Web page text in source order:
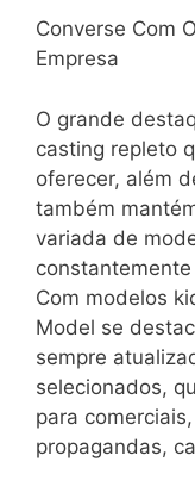
Converse Com
Empresa
O grande
casting repleto
oferecer, além
também
variada de
Com modelos
Model se
sempre
selecionados,
para
propagandas,